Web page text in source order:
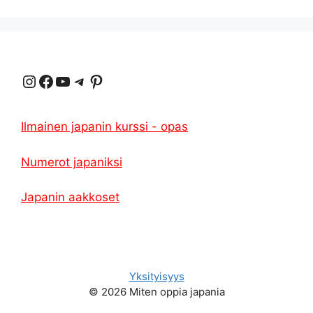
Instagram Facebook YouTube Telegrammi Pinterest
Ilmainen japanin kurssi - opas
Numerot japaniksi
Japanin aakkoset
Yksityisyys
© 2026 Miten oppia japania